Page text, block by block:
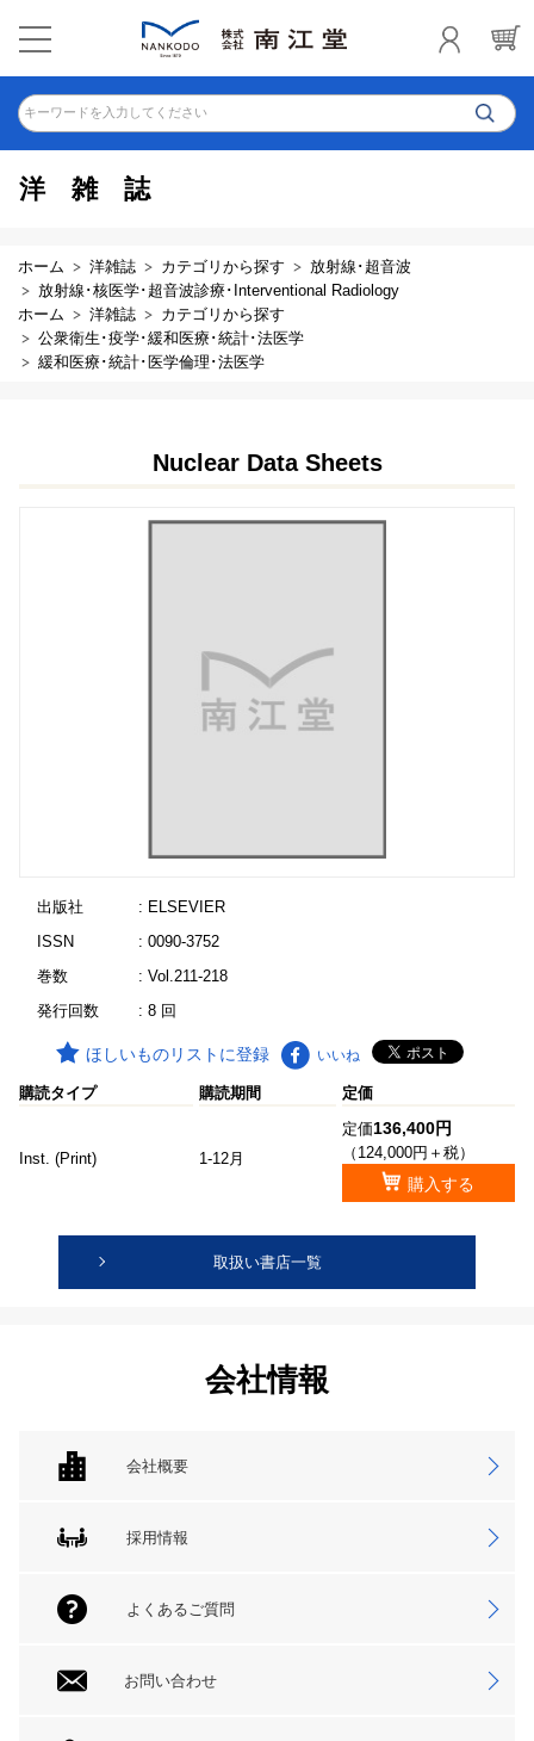
キーワードを入力してください
洋雑誌
ホーム 洋雑誌 カテゴリから探す
放射線･超音波
放射線･核医学･超音波診療･Interventional Radiology
ホーム
洋雑誌
カテゴリから探す
公衆衛生･疫学･緩和医療･統計･法医学
緩和医療･統計･医学倫理･法医学
Nuclear Data Sheets
出版社
: ELSEVIER
ISSN
: 0090-3752
巻数
: Vol.211-218
発行回数
: 8 回
ほしいものリストに登録 いいね
購読タイプ 購読期間 定価
Inst. (Print) 1-12月
定価136,400円
（124,000円＋税）
購入する
取扱い書店一覧
会社情報
会社概要
採用情報
よくあるご質問
お問い合わせ